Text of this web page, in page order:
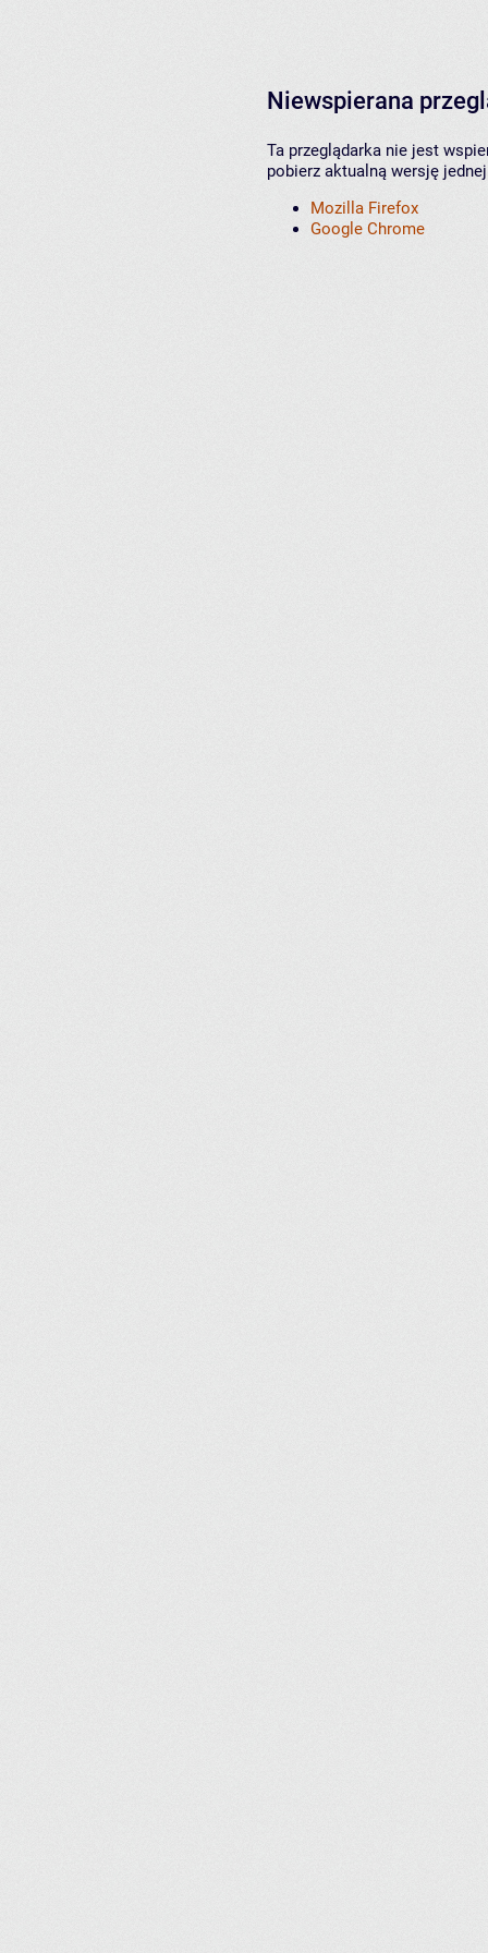
Niewspierana
Ta przeglądarka nie jest
pobierz aktualną wersję
Mozilla Firefox
Google Chrome